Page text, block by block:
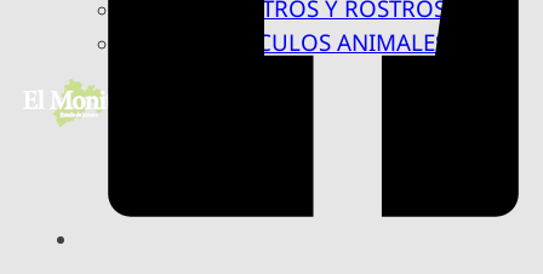
RASTROS Y ROSTROS
VÍNCULOS ANIMALES